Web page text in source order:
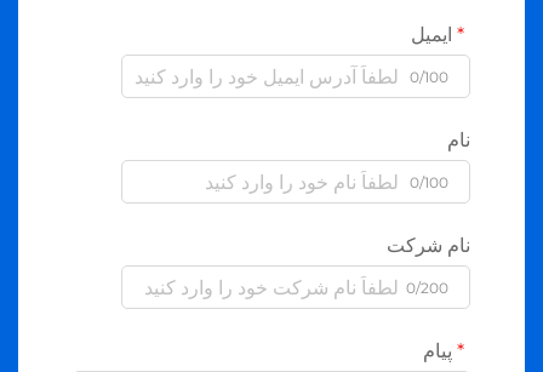
ایمیل
0/100
نام
0/100
نام شرکت
0/200
پیام